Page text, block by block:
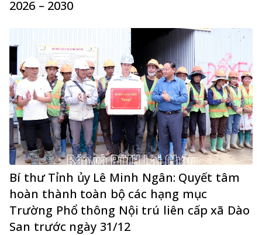
2026 – 2030
Bí thư Tỉnh ủy Lê Minh Ngân: Quyết tâm
hoàn thành toàn bộ các hạng mục
Trường Phổ thông Nội trú liên cấp xã Dào
San trước ngày 31/12